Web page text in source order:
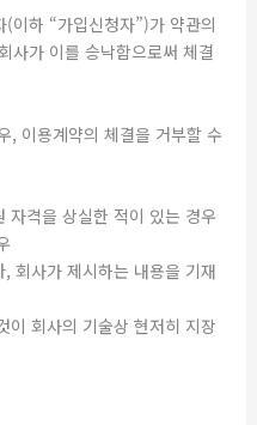
이하 “가입신청자”)가 약관의
사가 이를 승낙함으로써 체결
, 이용계약의 체결을 거부할 수
자격을 상실한 적이 있는 경우
회사가 제시하는 내용을 기재
이 회사의 기술상 현저히 지장